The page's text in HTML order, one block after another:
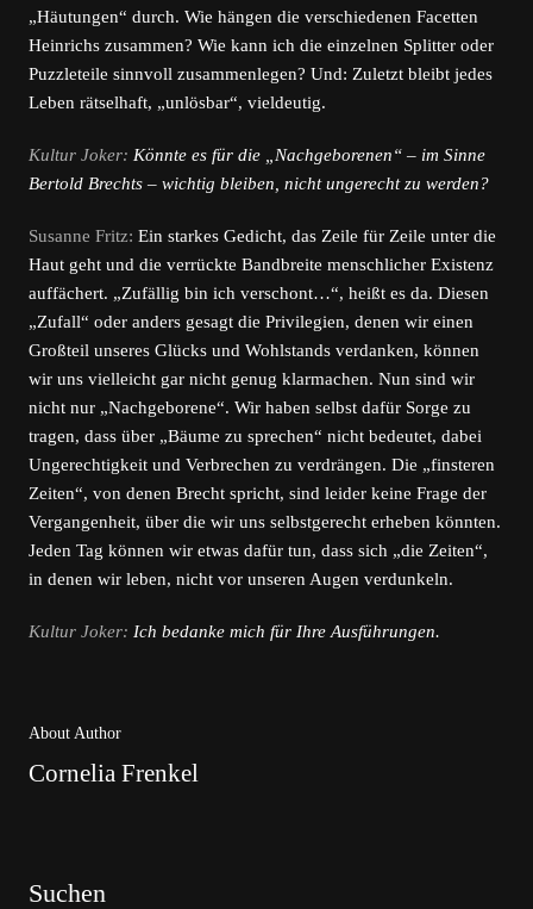
„Häutungen“ durch. Wie hängen die verschiedenen Facetten
Heinrichs zusammen? Wie kann ich die einzelnen Splitter oder
Puzzleteile sinnvoll zusammenlegen? Und: Zuletzt bleibt jedes
Leben rätselhaft, „unlösbar“, vieldeutig.
Kultur Joker: Könnte es für die „Nachgeborenen“ – im Sinne
Bertold Brechts – wichtig bleiben, nicht ungerecht zu werden?
Susanne Fritz: Ein starkes Gedicht, das Zeile für Zeile unter die
Haut geht und die verrückte Bandbreite menschlicher Existenz
auffächert. „Zufällig bin ich verschont…“, heißt es da. Diesen
„Zufall“ oder anders gesagt die Privilegien, denen wir einen
Großteil unseres Glücks und Wohlstands verdanken, können
wir uns vielleicht gar nicht genug klarmachen. Nun sind wir
nicht nur „Nachgeborene“. Wir haben selbst dafür Sorge zu
tragen, dass über „Bäume zu sprechen“ nicht bedeutet, dabei
Ungerechtigkeit und Verbrechen zu verdrängen. Die „finsteren
Zeiten“, von denen Brecht spricht, sind leider keine Frage der
Vergangenheit, über die wir uns selbstgerecht erheben könnten.
Jeden Tag können wir etwas dafür tun, dass sich „die Zeiten“,
in denen wir leben, nicht vor unseren Augen verdunkeln.
Kultur Joker: Ich bedanke mich für Ihre Ausführungen.
About Author
Cornelia Frenkel
Suchen